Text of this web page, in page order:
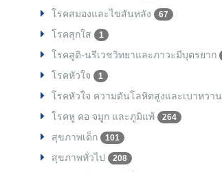
โรคสมองและไขสันหลัง 67
โรคสุกใส 1
โรคสูติ-นรีเวชวิทยาและภาวะมีบุตรยาก
โรคหัวใจ 1
โรคหัวใจ ความดันโลหิตสูงและเบาหวาน
โรคหู คอ จมูก และภูมิแพ้ 264
สุขภาพเด็ก 101
สุขภาพทั่วไป 208